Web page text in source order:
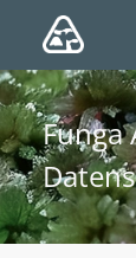
Funga